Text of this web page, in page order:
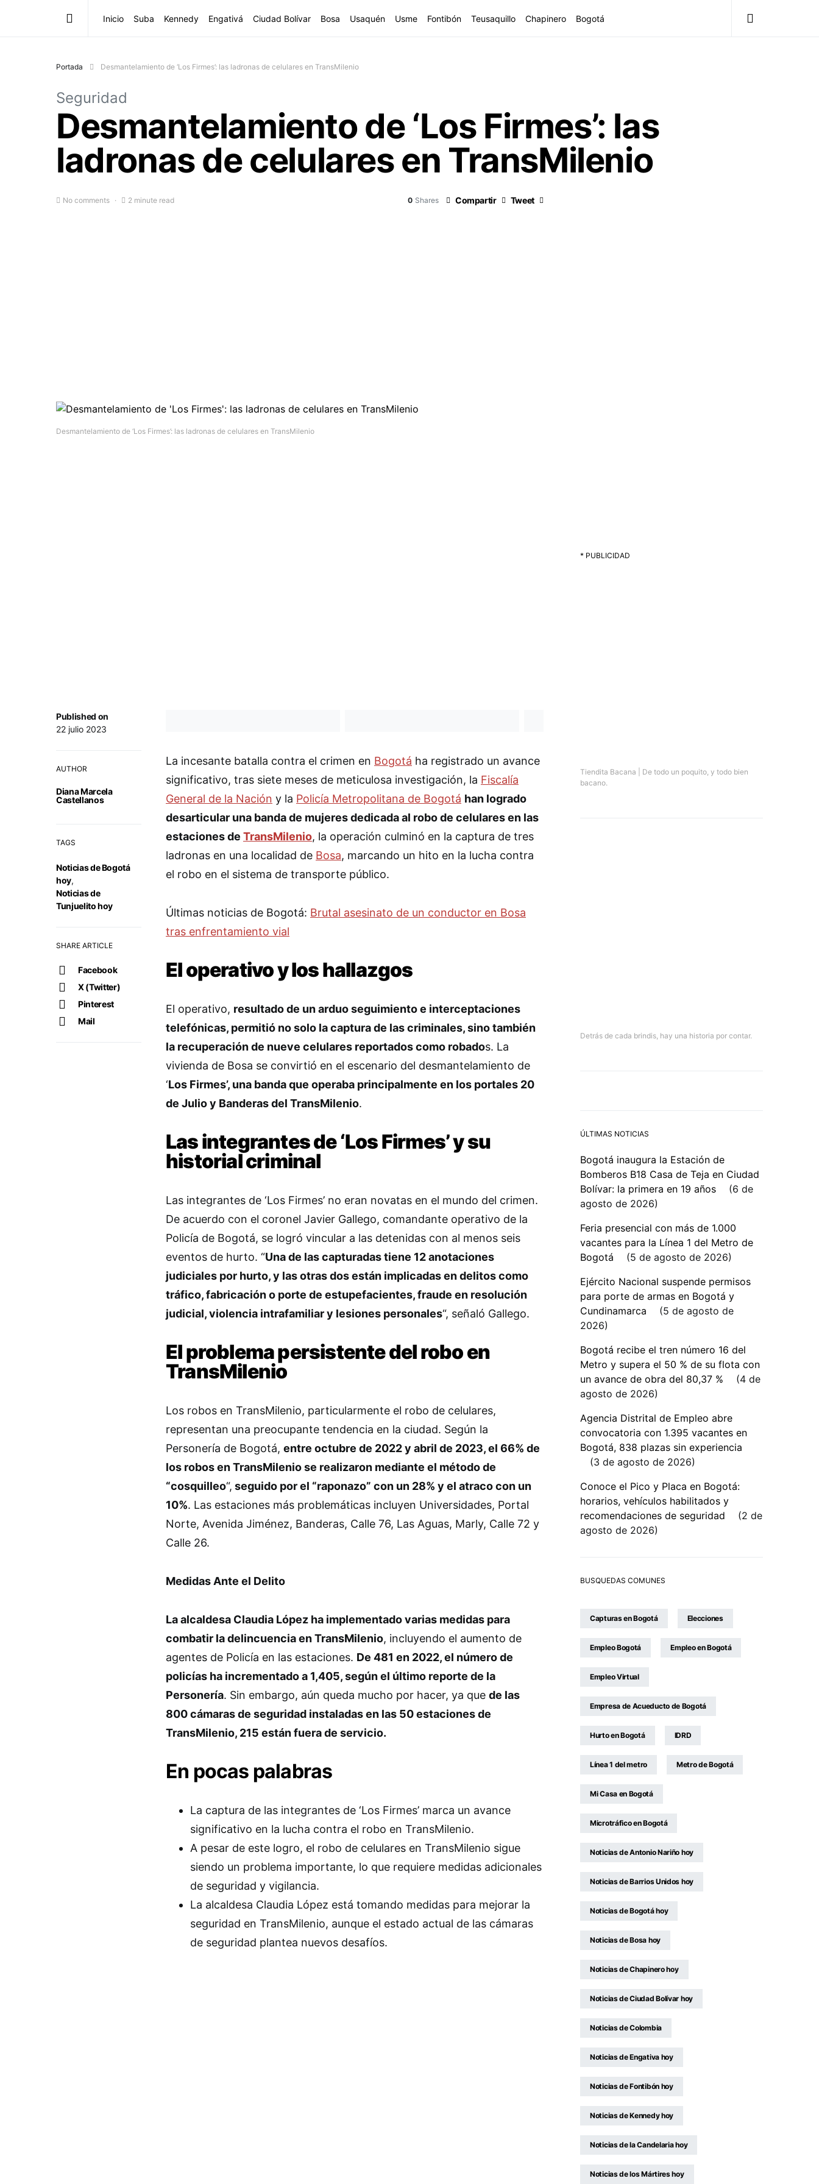
Inicio Suba Kennedy Engativá Ciudad Bolívar Bosa Usaquén Usme Fontibón Teusaquillo Chapinero Bogotá
Portada Desmantelamiento de ‘Los Firmes’: las ladronas de celulares en TransMilenio
Seguridad
Desmantelamiento de ‘Los Firmes’: las
ladronas de celulares en TransMilenio
No comments 2 minute read 0 Shares Compartir Tweet
Desmantelamiento de ‘Los Firmes’: las ladronas de celulares en TransMilenio
Published on
22 julio 2023
AUTHOR
Diana Marcela
Castellanos
TAGS
Noticias de Bogotá
hoy,
Noticias de
Tunjuelito hoy
SHARE ARTICLE
Facebook
X (Twitter)
Pinterest
Mail
La incesante batalla contra el crimen en Bogotá ha registrado un avance
significativo, tras siete meses de meticulosa investigación, la Fiscalía
General de la Nación y la Policía Metropolitana de Bogotá han logrado
desarticular una banda de mujeres dedicada al robo de celulares en las
estaciones de TransMilenio, la operación culminó en la captura de tres
ladronas en una localidad de Bosa, marcando un hito en la lucha contra
el robo en el sistema de transporte público.
Últimas noticias de Bogotá: Brutal asesinato de un conductor en Bosa
tras enfrentamiento vial
El operativo y los hallazgos
El operativo, resultado de un arduo seguimiento e interceptaciones
telefónicas, permitió no solo la captura de las criminales, sino también
la recuperación de nueve celulares reportados como robados. La
vivienda de Bosa se convirtió en el escenario del desmantelamiento de
‘Los Firmes’, una banda que operaba principalmente en los portales 20
de Julio y Banderas del TransMilenio.
Las integrantes de ‘Los Firmes’ y su
historial criminal
Las integrantes de ‘Los Firmes’ no eran novatas en el mundo del crimen.
De acuerdo con el coronel Javier Gallego, comandante operativo de la
Policía de Bogotá, se logró vincular a las detenidas con al menos seis
eventos de hurto. “Una de las capturadas tiene 12 anotaciones
judiciales por hurto, y las otras dos están implicadas en delitos como
tráfico, fabricación o porte de estupefacientes, fraude en resolución
judicial, violencia intrafamiliar y lesiones personales“, señaló Gallego.
El problema persistente del robo en
TransMilenio
Los robos en TransMilenio, particularmente el robo de celulares,
representan una preocupante tendencia en la ciudad. Según la
Personería de Bogotá, entre octubre de 2022 y abril de 2023, el 66% de
los robos en TransMilenio se realizaron mediante el método de
“cosquilleo“, seguido por el “raponazo” con un 28% y el atraco con un
10%. Las estaciones más problemáticas incluyen Universidades, Portal
Norte, Avenida Jiménez, Banderas, Calle 76, Las Aguas, Marly, Calle 72 y
Calle 26.
Medidas Ante el Delito
La alcaldesa Claudia López ha implementado varias medidas para
combatir la delincuencia en TransMilenio, incluyendo el aumento de
agentes de Policía en las estaciones. De 481 en 2022, el número de
policías ha incrementado a 1,405, según el último reporte de la
Personería. Sin embargo, aún queda mucho por hacer, ya que de las
800 cámaras de seguridad instaladas en las 50 estaciones de
TransMilenio, 215 están fuera de servicio.
En pocas palabras
La captura de las integrantes de ‘Los Firmes’ marca un avance
significativo en la lucha contra el robo en TransMilenio.
A pesar de este logro, el robo de celulares en TransMilenio sigue
siendo un problema importante, lo que requiere medidas adicionales
de seguridad y vigilancia.
La alcaldesa Claudia López está tomando medidas para mejorar la
seguridad en TransMilenio, aunque el estado actual de las cámaras
de seguridad plantea nuevos desafíos.
* PUBLICIDAD
Tiendita Bacana | De todo un poquito, y todo bien
bacano.
Detrás de cada brindis, hay una historia por contar.
ÚLTIMAS NOTICIAS
Bogotá inaugura la Estación de
Bomberos B18 Casa de Teja en Ciudad
Bolívar: la primera en 19 años
6 de
agosto de 2026
Feria presencial con más de 1.000
vacantes para la Línea 1 del Metro de
Bogotá
5 de agosto de 2026
Ejército Nacional suspende permisos
para porte de armas en Bogotá y
Cundinamarca
5 de agosto de
2026
Bogotá recibe el tren número 16 del
Metro y supera el 50 % de su flota con
un avance de obra del 80,37 %
4 de
agosto de 2026
Agencia Distrital de Empleo abre
convocatoria con 1.395 vacantes en
Bogotá, 838 plazas sin experiencia
3 de agosto de 2026
Conoce el Pico y Placa en Bogotá:
horarios, vehículos habilitados y
recomendaciones de seguridad
2 de
agosto de 2026
BUSQUEDAS COMUNES
Capturas en Bogotá Elecciones
Empleo Bogotá Empleo en Bogotá
Empleo Virtual
Empresa de Acueducto de Bogotá
Hurto en Bogotá IDRD
Línea 1 del metro Metro de Bogotá
Mi Casa en Bogotá
Microtráfico en Bogotá
Noticias de Antonio Nariño hoy
Noticias de Barrios Unidos hoy
Noticias de Bogotá hoy
Noticias de Bosa hoy
Noticias de Chapinero hoy
Noticias de Ciudad Bolívar hoy
Noticias de Colombia
Noticias de Engativa hoy
Noticias de Fontibón hoy
Noticias de Kennedy hoy
Noticias de la Candelaria hoy
Noticias de los Mártires hoy